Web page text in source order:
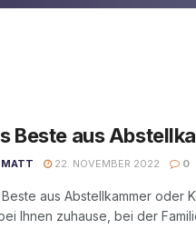
Beste aus
MATT 22. NOVEMBER 2022 0
Beste aus Abstellkammer oder
Ihnen zuhause, bei der